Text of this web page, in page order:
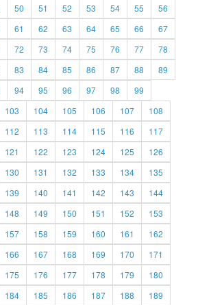
50 51 52 53 54 55
56
61 62 63 64 65 66
67
72 73 74 75 76 77
78
83 84 85 86 87 88
89
94 95 96 97 98
99
103 104 105 106 107
108
112 113 114 115 116
117
121 122 123 124 125
126
130 131 132 133 134
135
139 140 141 142 143
144
148 149 150 151 152
153
157 158 159 160 161
162
166 167 168 169 170
171
175 176 177 178 179
180
184 185 186 187 188
189